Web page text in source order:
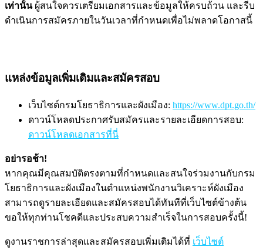
เท่านั้นผู้สนใจควรเตรียมเอกสารและข้อมูลให้ครบถ้วน และรีบ
ดำเนินการสมัครภายในวันเวลาที่กำหนดเพื่อไม่พลาดโอกาสนี้
แหล่งข้อมูลเพิ่มเติมและสมัครสอบ
เว็บไซต์กรมโยธาธิการและผังเมือง: https://www.dpt.go.th/
ดาวน์โหลดประกาศรับสมัครและรายละเอียดการสอบ:
ดาวน์โหลดเอกสารที่นี่
อย่ารอช้า!
หากคุณมีคุณสมบัติตรงตามที่กำหนดและสนใจร่วมงานกับกรม
โยธาธิการและผังเมืองในตำแหน่งพนักงานวิเคราะห์ผังเมือง
สามารถดูรายละเอียดและสมัครสอบได้ทันทีที่เว็บไซต์ข้างต้น
ขอให้ทุกท่านโชคดีและประสบความสำเร็จในการสอบครั้งนี้!
ดูงานราชการล่าสุดและสมัครสอบเพิ่มเติมได้ที่ เว็บไซต์